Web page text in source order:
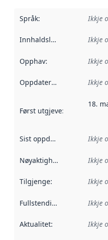
Språk: Ikkje
Innhaldsleverandørar :
Ikkje
Opphav: Ikkje
Oppdateringsfrekvens :
Ikkje
Først utgjeve:
18.
Sist oppdatert Ikkje
Nøyaktigheit Ikkje
Tilgjenge: Ikkje
Fullstendigheit Ikkje
Aktualitet: Ikkje